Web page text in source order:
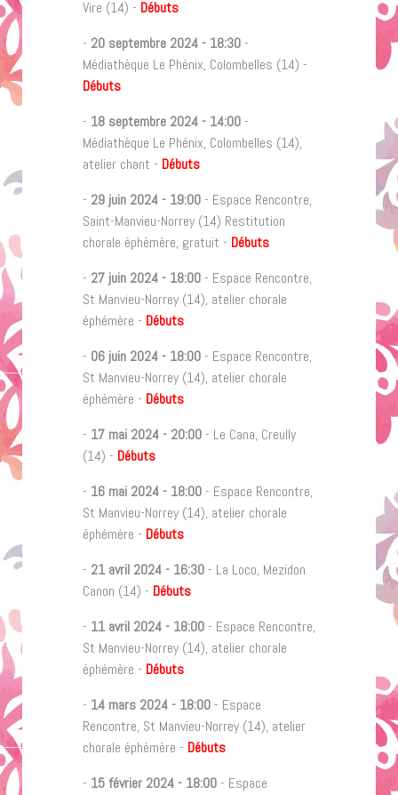
Vire (14) - Débuts
- 20 septembre 2024 - 18:30 -
Médiathèque Le Phénix, Colombelles (14) -
Débuts
- 18 septembre 2024 - 14:00 -
Médiathèque Le Phénix, Colombelles (14),
atelier chant - Débuts
- 29 juin 2024 - 19:00 - Espace Rencontre,
Saint-Manvieu-Norrey (14) Restitution
chorale éphémère, gratuit - Débuts
- 27 juin 2024 - 18:00 - Espace Rencontre,
St Manvieu-Norrey (14), atelier chorale
éphémère - Débuts
- 06 juin 2024 - 18:00 - Espace Rencontre,
St Manvieu-Norrey (14), atelier chorale
éphémère - Débuts
- 17 mai 2024 - 20:00 - Le Cana, Creully
(14) - Débuts
- 16 mai 2024 - 18:00 - Espace Rencontre,
St Manvieu-Norrey (14), atelier chorale
éphémère - Débuts
- 21 avril 2024 - 16:30 - La Loco, Mezidon
Canon (14) - Débuts
- 11 avril 2024 - 18:00 - Espace Rencontre,
St Manvieu-Norrey (14), atelier chorale
éphémère - Débuts
- 14 mars 2024 - 18:00 - Espace
Rencontre, St Manvieu-Norrey (14), atelier
chorale éphémère - Débuts
- 15 février 2024 - 18:00 - Espace